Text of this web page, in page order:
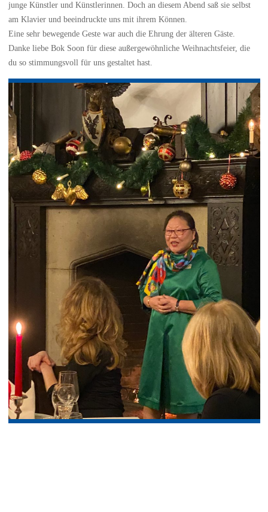
junge Künstler und Künstlerinnen. Doch an diesem Abend saß sie selbst
am Klavier und beeindruckte uns mit ihrem Können.
Eine sehr bewegende Geste war auch die Ehrung der älteren Gäste.
Danke liebe Bok Soon für diese außergewöhnliche Weihnachtsfeier, die
du so stimmungsvoll für uns gestaltet hast.